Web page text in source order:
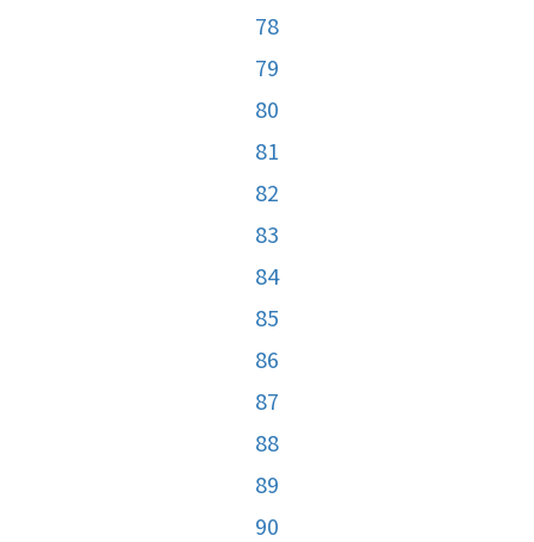
78
79
80
81
82
83
84
85
86
87
88
89
90